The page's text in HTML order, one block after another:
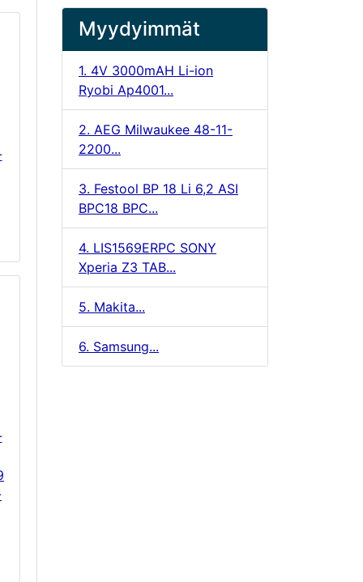
Myydyimmät
1. 4V 3000mAH Li-ion
Ryobi Ap4001...
2. AEG Milwaukee 48-11-
2200...
3. Festool BP 18 Li 6,2 ASI
BPC18 BPC...
4. LIS1569ERPC SONY
Xperia Z3 TAB...
5. Makita...
6. Samsung...